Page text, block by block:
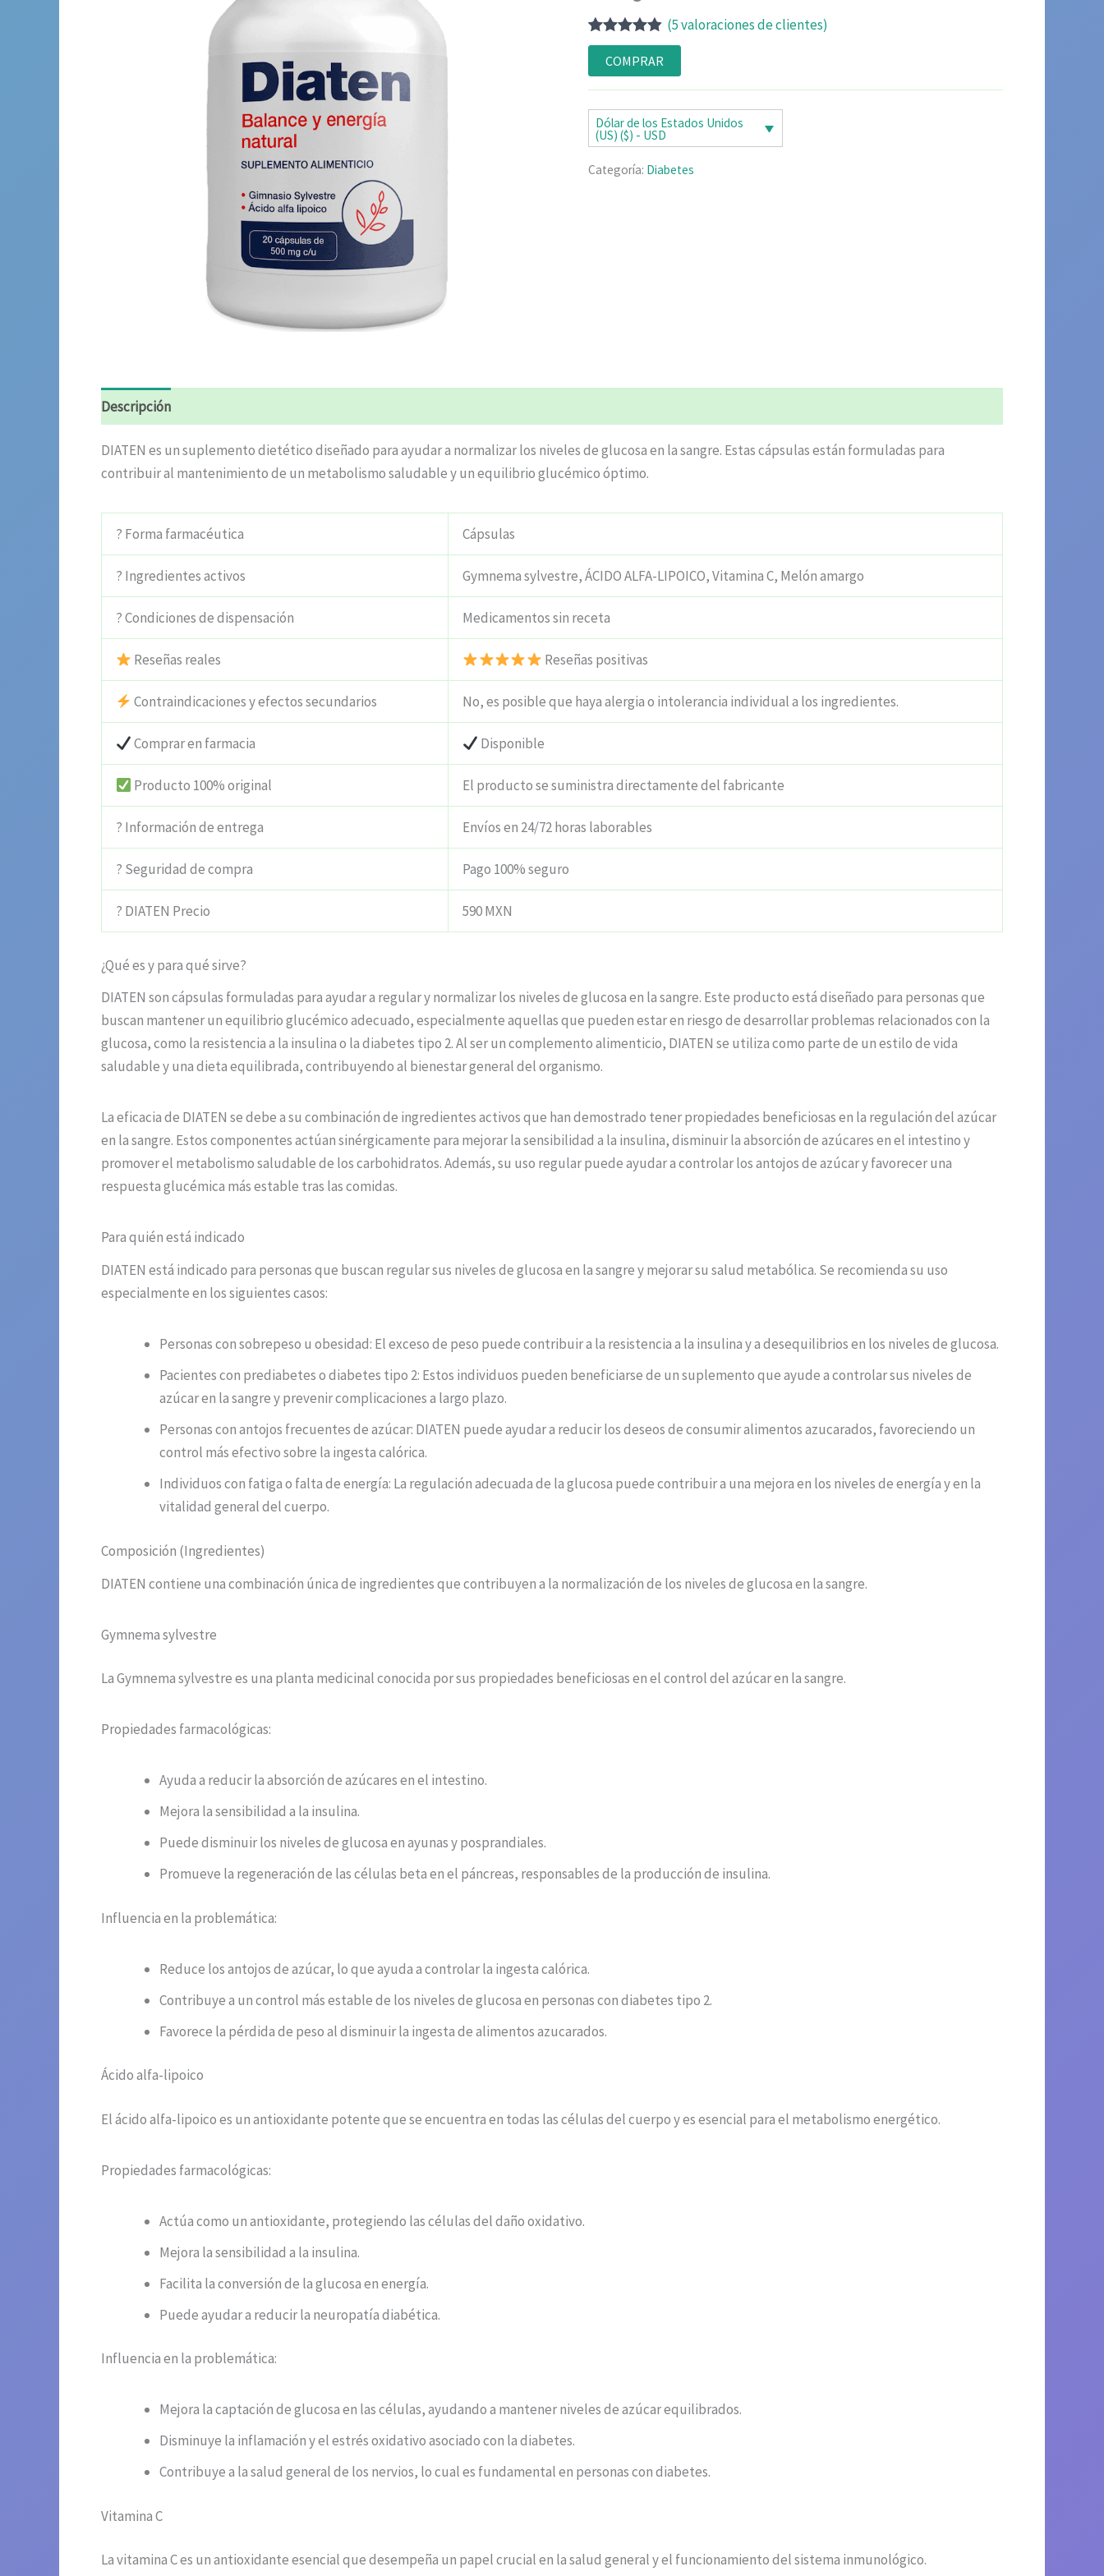
Valorado
con4.80de
5 en base
a
5
de clientes
(5valoraciones de clientes)
COMPRAR
Dólar de los Estados Unidos
(US) ($) - USD
Categoría: Diabetes
Descripción
DIATEN es un suplemento dietético diseñado para ayudar a normalizar los niveles de glucosa en la sangre. Estas cápsulas están formuladas para
contribuir al mantenimiento de un metabolismo saludable y un equilibrio glucémico óptimo.
? Forma farmacéutica Cápsulas
? Ingredientes activos Gymnema sylvestre, ÁCIDO ALFA-LIPOICO, Vitamina C, Melón amargo
? Condiciones de dispensación Medicamentos sin receta
Reseñas reales Reseñas positivas
Contraindicaciones y efectos secundarios No, es posible que haya alergia o intolerancia individual a los ingredientes.
Comprar en farmacia Disponible
Producto 100% original El producto se suministra directamente del fabricante
? Información de entrega Envíos en 24/72 horas laborables
? Seguridad de compra Pago 100% seguro
? DIATEN Precio 590 MXN
¿Qué es y para qué sirve?
DIATEN son cápsulas formuladas para ayudar a regular y normalizar los niveles de glucosa en la sangre. Este producto está diseñado para personas que
buscan mantener un equilibrio glucémico adecuado, especialmente aquellas que pueden estar en riesgo de desarrollar problemas relacionados con la
glucosa, como la resistencia a la insulina o la diabetes tipo 2. Al ser un complemento alimenticio, DIATEN se utiliza como parte de un estilo de vida
saludable y una dieta equilibrada, contribuyendo al bienestar general del organismo.
La eficacia de DIATEN se debe a su combinación de ingredientes activos que han demostrado tener propiedades beneficiosas en la regulación del azúcar
en la sangre. Estos componentes actúan sinérgicamente para mejorar la sensibilidad a la insulina, disminuir la absorción de azúcares en el intestino y
promover el metabolismo saludable de los carbohidratos. Además, su uso regular puede ayudar a controlar los antojos de azúcar y favorecer una
respuesta glucémica más estable tras las comidas.
Para quién está indicado
DIATEN está indicado para personas que buscan regular sus niveles de glucosa en la sangre y mejorar su salud metabólica. Se recomienda su uso
especialmente en los siguientes casos:
Personas con sobrepeso u obesidad: El exceso de peso puede contribuir a la resistencia a la insulina y a desequilibrios en los niveles de glucosa.
Pacientes con prediabetes o diabetes tipo 2: Estos individuos pueden beneficiarse de un suplemento que ayude a controlar sus niveles de
azúcar en la sangre y prevenir complicaciones a largo plazo.
Personas con antojos frecuentes de azúcar: DIATEN puede ayudar a reducir los deseos de consumir alimentos azucarados, favoreciendo un
control más efectivo sobre la ingesta calórica.
Individuos con fatiga o falta de energía: La regulación adecuada de la glucosa puede contribuir a una mejora en los niveles de energía y en la
vitalidad general del cuerpo.
Composición (Ingredientes)
DIATEN contiene una combinación única de ingredientes que contribuyen a la normalización de los niveles de glucosa en la sangre.
Gymnema sylvestre
La Gymnema sylvestre es una planta medicinal conocida por sus propiedades beneficiosas en el control del azúcar en la sangre.
Propiedades farmacológicas:
Ayuda a reducir la absorción de azúcares en el intestino.
Mejora la sensibilidad a la insulina.
Puede disminuir los niveles de glucosa en ayunas y posprandiales.
Promueve la regeneración de las células beta en el páncreas, responsables de la producción de insulina.
Influencia en la problemática:
Reduce los antojos de azúcar, lo que ayuda a controlar la ingesta calórica.
Contribuye a un control más estable de los niveles de glucosa en personas con diabetes tipo 2.
Favorece la pérdida de peso al disminuir la ingesta de alimentos azucarados.
Ácido alfa-lipoico
El ácido alfa-lipoico es un antioxidante potente que se encuentra en todas las células del cuerpo y es esencial para el metabolismo energético.
Propiedades farmacológicas:
Actúa como un antioxidante, protegiendo las células del daño oxidativo.
Mejora la sensibilidad a la insulina.
Facilita la conversión de la glucosa en energía.
Puede ayudar a reducir la neuropatía diabética.
Influencia en la problemática:
Mejora la captación de glucosa en las células, ayudando a mantener niveles de azúcar equilibrados.
Disminuye la inflamación y el estrés oxidativo asociado con la diabetes.
Contribuye a la salud general de los nervios, lo cual es fundamental en personas con diabetes.
Vitamina C
La vitamina C es un antioxidante esencial que desempeña un papel crucial en la salud general y el funcionamiento del sistema inmunológico.